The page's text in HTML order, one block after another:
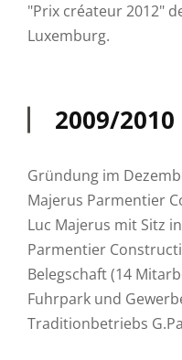
"Prix créateur 2012"
Luxemburg.
2009/2010
Gründung im
Majerus Parmentier
Luc Majerus mit Sitz
Parmentier
Belegschaft (14
Fuhrpark und
Traditionbetriebs